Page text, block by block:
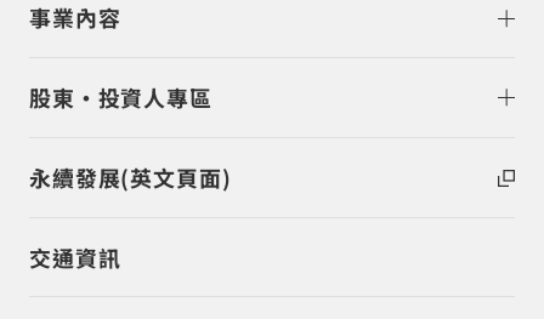
事業內容
股東・投資人專區
永續發展(英文頁面)
交通資訊